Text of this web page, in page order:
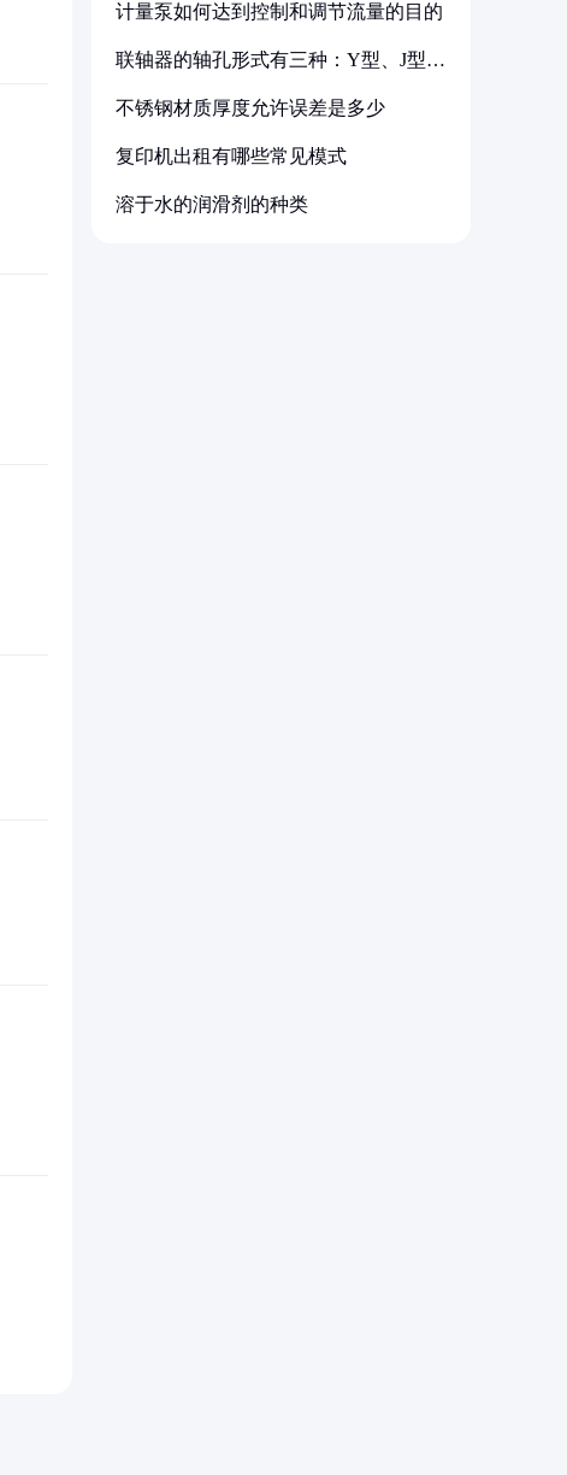
计量泵如何达到控制和调节流量的目的
联轴器的轴孔形式有三种：Y型、J型、
不锈钢材质厚度允许误差是多少
复印机出租有哪些常见模式
溶于水的润滑剂的种类